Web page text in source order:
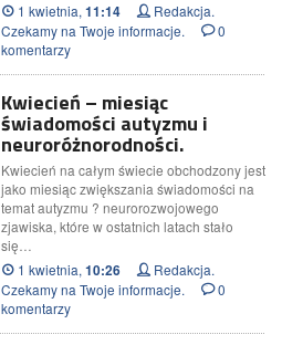
1 kwietnia, 11:14
Redakcja.
Czekamy na Twoje informacje.
0
komentarzy
Kwiecień – miesiąc
świadomości autyzmu i
neuroróżnorodności.
Kwiecień na całym świecie obchodzony jest
jako miesiąc zwiększania świadomości na
temat autyzmu ? neurorozwojowego
zjawiska, które w ostatnich latach stało
się…
1 kwietnia, 10:26
Redakcja.
Czekamy na Twoje informacje.
0
komentarzy